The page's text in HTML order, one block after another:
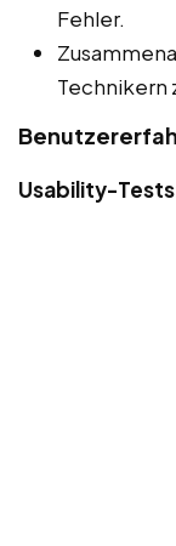
Fehler.
Technikern
Usability-Tests